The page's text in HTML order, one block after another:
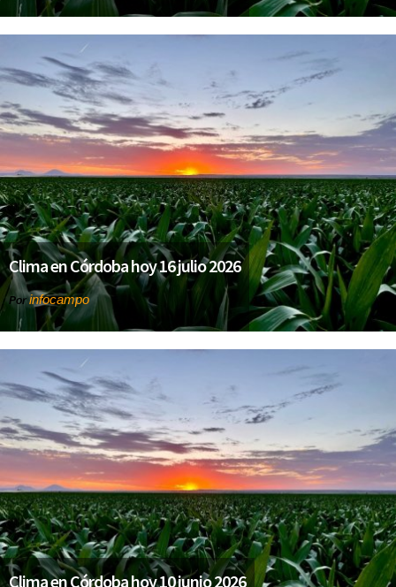
Clima en Córdoba hoy 16 julio 2026
Por infocampo
Clima en Córdoba hoy 10 junio 2026